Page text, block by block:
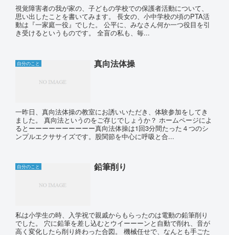
視覚障害者の我が家の、子どもの学校での保護者活動について、
思い出したことを書いてみます。 長女の、小中学校の頃のPTA活
動は『一家庭一役』でした。 公平に、みなさん何か一つ役目を引
き受けるというものです。 全盲の私も、毎...
自分のこと 真向法体操
一昨日、真向法体操の教室にお誘いいただき、体験参加をしてき
ました。 真向法というのをご存じでしょうか？ ホームページによ
るとーーーーーーーーーー真向法体操は1回3分間たった４つのシ
ンプルエクササイズです。股関節を中心に呼吸と合...
自分のこと 鉛筆削り
私は小学生の時、入学祝で親戚からもらったのは電動の鉛筆削り
でした。 穴に鉛筆を差し込むとウイーーーンと自動で削れ、音が
高く変化したら削り終わった合図。 機械任せで、なんとも手ごた